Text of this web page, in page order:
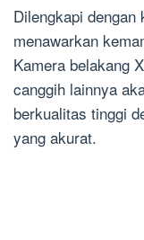
Dilengkapi
menawarkan
Kamera belakang
canggih lainnya
berkualitas tinggi
yang akurat.